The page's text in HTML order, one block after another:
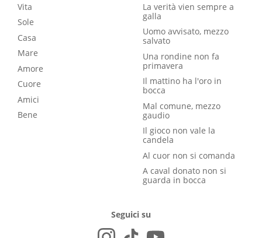
Vita
Sole
Casa
Mare
Amore
Cuore
Amici
Bene
La verità vien sempre a
galla
Uomo avvisato, mezzo
salvato
Una rondine non fa
primavera
Il mattino ha l'oro in
bocca
Mal comune, mezzo
gaudio
Il gioco non vale la
candela
Al cuor non si comanda
A caval donato non si
guarda in bocca
Seguici su